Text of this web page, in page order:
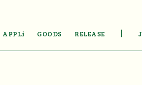
APPLi GOODS RELEASE